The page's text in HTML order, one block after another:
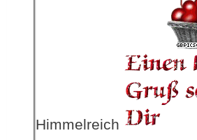
Himmelreich